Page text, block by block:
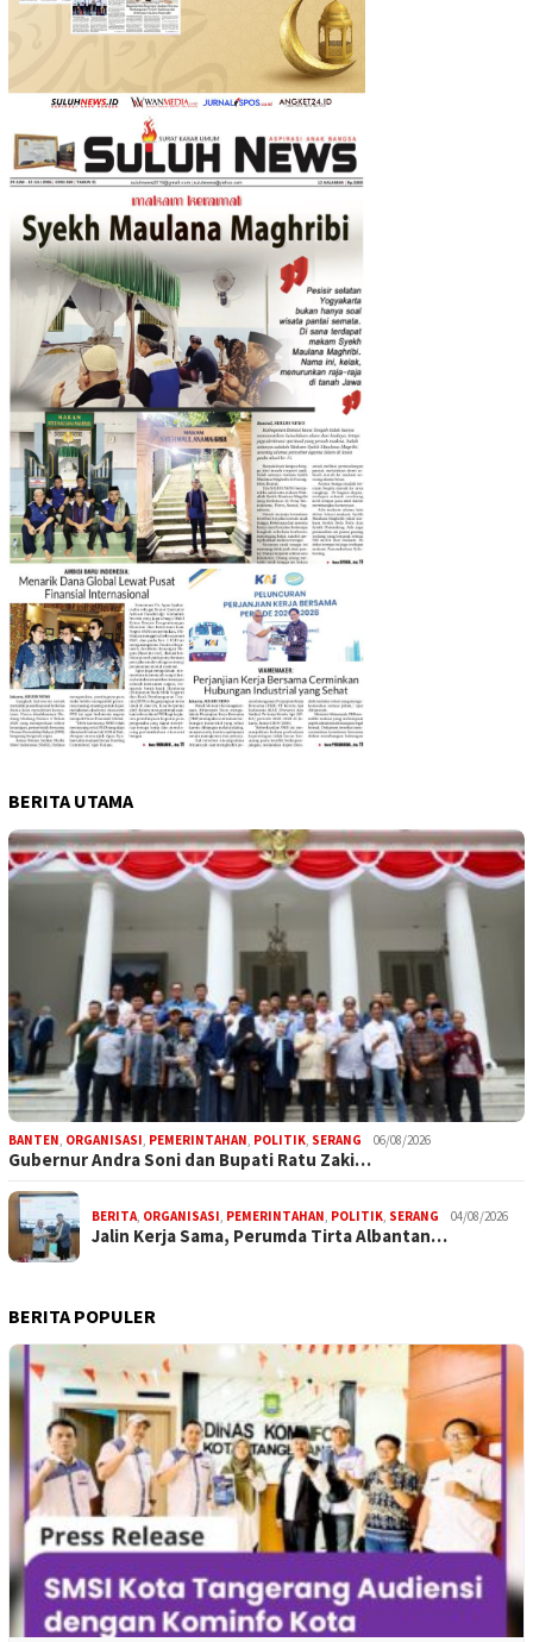
BERITA UTAMA
BANTEN ORGANISASI PEMERINTAHAN POLITIK SERANG 06/08/2026
Gubernur Andra Soni dan Bupati Ratu Zaki…
BERITA ORGANISASI PEMERINTAHAN POLITIK SERANG 04/08/2026
Jalin Kerja Sama, Perumda Tirta Albantan…
BERITA POPULER